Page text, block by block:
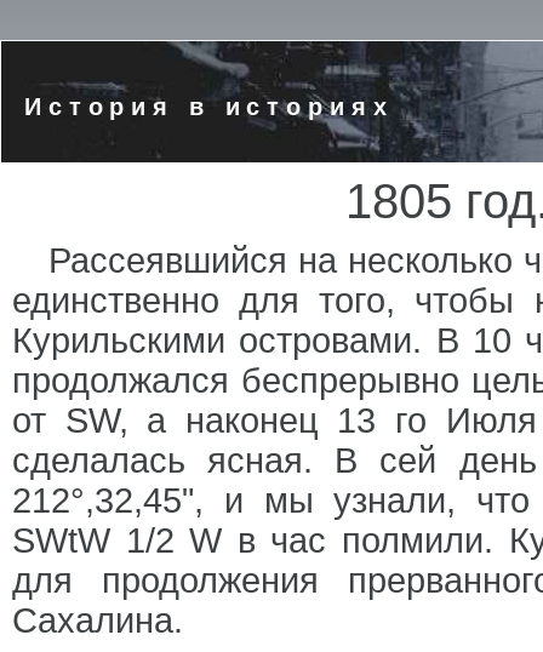
История в историях
1805
Рассеявшийся на несколько
единственно для того,
Курильскими островами. В 10
продолжался беспрерывно
от SW, а наконец 13 го
сделалась ясная. В сей
212°,32,45", и мы узнали,
SWtW 1/2 W в час полмили.
для продолжения
Сахалина.